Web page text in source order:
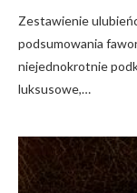
Zestawienie
podsumowania
niejednokrotnie
luksusowe,…